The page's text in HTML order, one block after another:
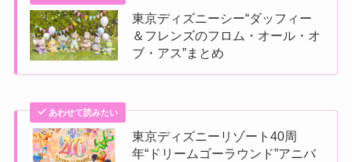
東京ディズニーシー“ダッフィー
＆フレンズのフロム・オール・オ
ブ・アス”まとめ
あわせて読みたい
東京ディズニーリゾート40周
年“ドリームゴーラウンド”アニバ